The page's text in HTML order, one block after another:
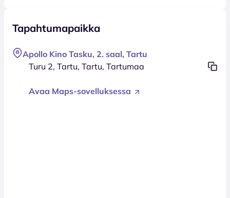
Tapahtumapaikka
Apollo Kino Tasku, 2. saal, Tartu
Turu 2, Tartu, Tartu, Tartumaa
Avaa Maps-sovelluksessa